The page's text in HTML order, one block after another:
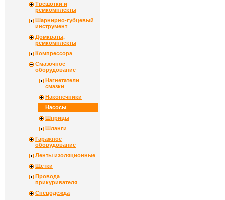
Трещотки и
ремкомплекты
Шарнирно-губцевый
инструмент
Домкраты,
ремкомплекты
Компрессора
Смазочное
оборудование
Нагнетатели
смазки
Наконечники
Насосы
Шприцы
Шланги
Гаражное
оборудование
Ленты изоляционные
Щетки
Провода
прикуривателя
Спецодежда